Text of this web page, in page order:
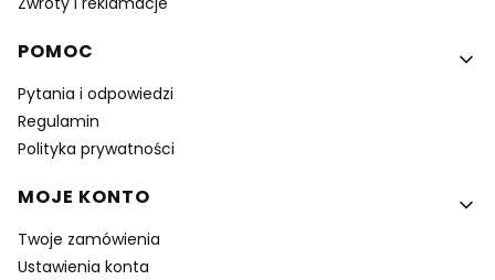
POMOC
Pytania i odpowiedzi
Regulamin
Polityka prywatności
MOJE KONTO
Twoje zamówienia
Ustawienia konta